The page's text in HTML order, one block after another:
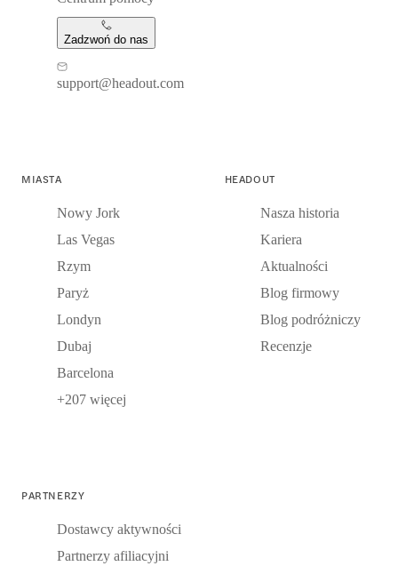
Zadzwoń do nas
support@headout.com
MIASTA
Nowy Jork
Las Vegas
Rzym
Paryż
Londyn
Dubaj
Barcelona
+207 więcej
HEADOUT
Nasza historia
Kariera
Aktualności
Blog firmowy
Blog podróżniczy
Recenzje
PARTNERZY
Dostawcy aktywności
Partnerzy afiliacyjni